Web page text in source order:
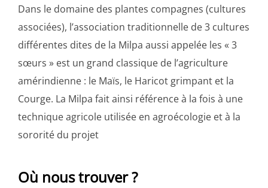
Dans le domaine des plantes compagnes (cultures
associées), l’association traditionnelle de 3 cultures
différentes dites de la Milpa aussi appelée les « 3
sœurs » est un grand classique de l’agriculture
amérindienne : le Maïs, le Haricot grimpant et la
Courge. La Milpa fait ainsi référence à la fois à une
technique agricole utilisée en agroécologie et à la
sororité du projet
Où nous trouver ?